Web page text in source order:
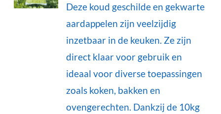
Deze koud geschilde en gekwarte
aardappelen zijn veelzijdig
inzetbaar in de keuken. Ze zijn
direct klaar voor gebruik en
ideaal voor diverse toepassingen
zoals koken, bakken en
ovengerechten. Dankzij de 10kg